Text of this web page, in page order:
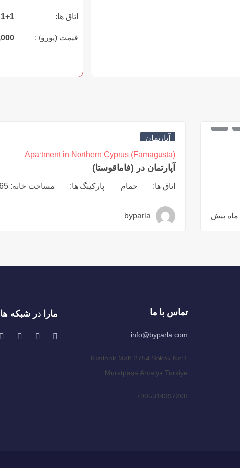
اتاق ها: 1+1
قیمت (یورو) :
آپارتمان
Apartment in Northern Cyprus (Famagusta)
آپارتمان در (فاماقوستا)
اتاق ها: حمام: پارکینگ ها: مساحت خانه: 65
byparla
تماس با ما
info@byparla.com
Kızılarık Mah 2754 Sokak No:1
Muratpaşa Antalya Turkiye
905314397268+
مارا در شبکه